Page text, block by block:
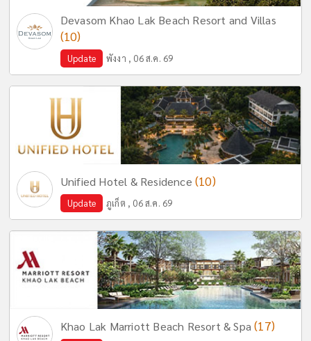
Devasom Khao Lak Beach Resort and Villas
(10)
Update พังงา , 06 ส.ค. 69
Unified Hotel & Residence (10)
Update ภูเก็ต , 06 ส.ค. 69
Khao Lak Marriott Beach Resort & Spa(17)